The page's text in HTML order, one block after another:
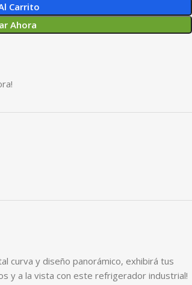
Carrito
Ahora
curva y diseño panorámico, exhibirá tus
y a la vista con este refrigerador industrial!